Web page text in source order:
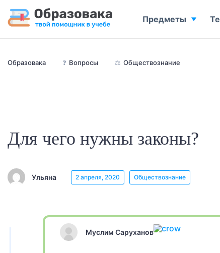
Образовака ❓ Вопросы ⚖️ Обществознание
Для чего нужны законы?
Ульяна 2 апреля, 2020 Обществознание
Муслим Саруханов
Предметы